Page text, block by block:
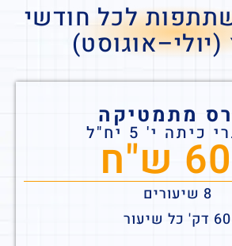
לכל חודשי
מתמטיקה
כיתה י' 5 יח"ל
ש"ח
8 שיעורים
60 דק' כל שיעור